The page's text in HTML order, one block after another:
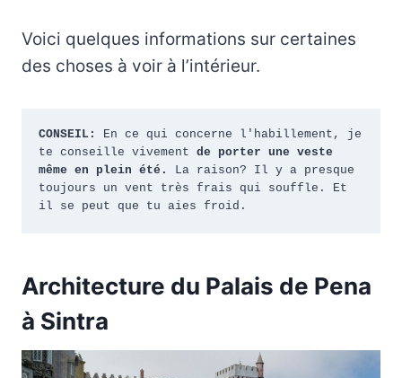
Voici quelques informations sur certaines
des choses à voir à l’intérieur.
CONSEIL:
En ce qui concerne l'habillement, je
te conseille vivement de porter une veste
même en plein été.
La raison? Il y a presque
toujours un vent très frais qui souffle. Et
il se peut que tu aies froid.
Architecture du Palais de Pena
à Sintra